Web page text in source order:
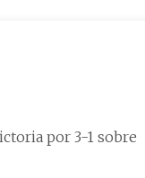
por 3-1 sobre